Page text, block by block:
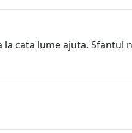
cata lume ajuta. Sfantul